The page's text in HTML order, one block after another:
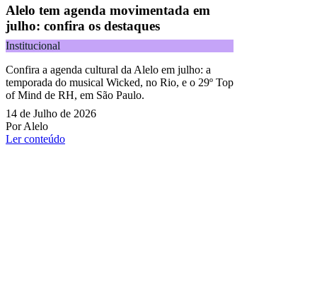
Alelo tem agenda movimentada em
julho: confira os destaques
Institucional
Confira a agenda cultural da Alelo em julho: a
temporada do musical Wicked, no Rio, e o 29º Top
of Mind de RH, em São Paulo.
14 de Julho de 2026
Por Alelo
Ler conteúdo